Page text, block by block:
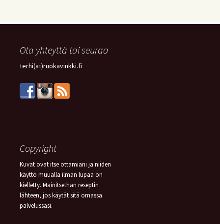
Ota yhteyttä tai seuraa
terhi(at)ruokavinkki.fi
Copyright
Kuvat ovat itse ottamiani ja niiden
käyttö muualla ilman lupaa on
kielletty. Mainitsethan reseptin
lähteen, jos käytät sitä omassa
palvelussasi.